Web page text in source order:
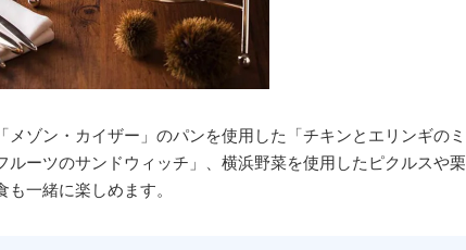
ゾン・カイザー」のパンを使用した「チキンとエリンギのミ
ーツのサンドウィッチ」、横浜野菜を使用したピクルスや栗
一緒に楽しめます。